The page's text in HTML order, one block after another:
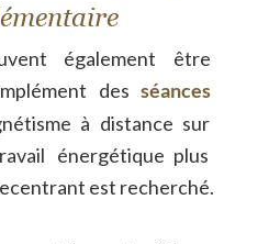
également
être
des séances
à distance sur
énergétique plus
est recherché.